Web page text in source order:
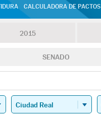
CALCULADORA DE PACTOS
2015
SENADO